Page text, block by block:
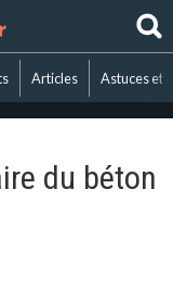
Articles Astuces et
du béton